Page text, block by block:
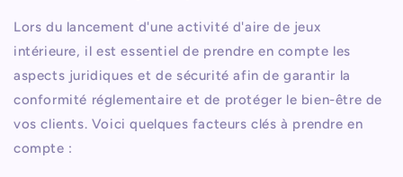
Lors du lancement d'une activité d'aire de jeux
intérieure, il est essentiel de prendre en compte les
aspects juridiques et de sécurité afin de garantir la
conformité réglementaire et de protéger le bien-être de
vos clients. Voici quelques facteurs clés à prendre en
compte :